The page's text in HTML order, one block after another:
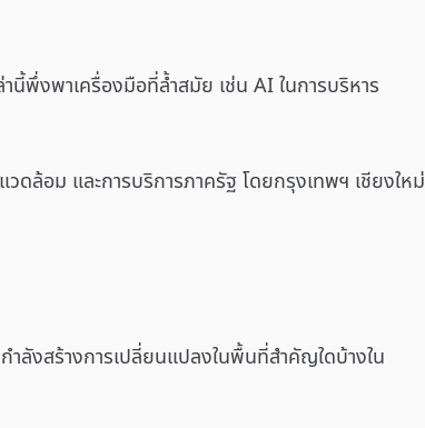
พึ่งพาเครื่องมือที่ล้ำสมัย เช่น AI ในการบริหาร
ดล้อม และการบริการภาครัฐ โดยกรุงเทพฯ เชียงใหม่
ลังสร้างการเปลี่ยนแปลงในพื้นที่สำคัญใดบ้างใน